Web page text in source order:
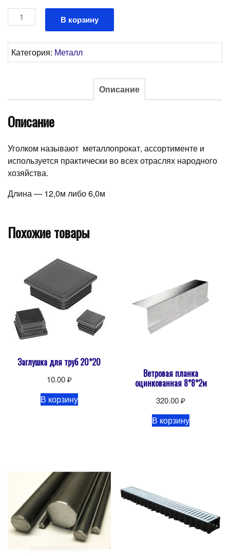
Количество
товара
50*50*4,0мм
В корзину
Категория: Металл
Описание
Описание
Уголком называют металлопрокат, ассортименте и
используется практически во всех отраслях народного
хозяйства.
Длина — 12,0м либо 6,0м
Похожие товары
Заглушка для труб 20*20
10.00₽
В корзину
Ветровая планка
оцинкованная 8*8*2м
320.00₽
В корзину